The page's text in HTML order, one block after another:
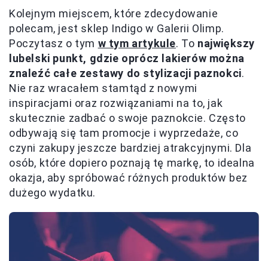
Kolejnym miejscem, które zdecydowanie
polecam, jest sklep Indigo w Galerii Olimp.
Poczytasz o tym w tym artykule. To największy
lubelski punkt, gdzie oprócz lakierów można
znaleźć całe zestawy do stylizacji paznokci.
Nie raz wracałem stamtąd z nowymi
inspiracjami oraz rozwiązaniami na to, jak
skutecznie zadbać o swoje paznokcie. Często
odbywają się tam promocje i wyprzedaże, co
czyni zakupy jeszcze bardziej atrakcyjnymi. Dla
osób, które dopiero poznają tę markę, to idealna
okazja, aby spróbować różnych produktów bez
dużego wydatku.